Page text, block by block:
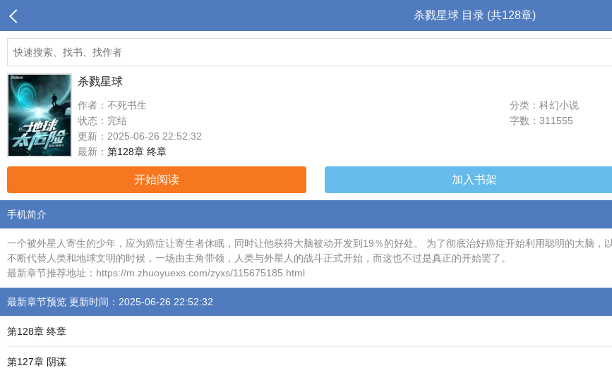
杀戮星球 目录 (共128章)
杀戮星球
作者：不死书生
分类：科幻小说
状态：完结
字数：311555
更新：2025-06-26 22:52:32
最新： 第128章 终章
开始阅读 加入书架
手机简介
一个被外星人寄生的少年，应为癌症让寄生者休眠，同时让他获得大脑被动开发到19％的好处。 为了彻底治好癌症开始利用聪明的大脑
不断代替人类和地球文明的时候，一场由主角带领，人类与外星人的战斗正式开始，而这也不过是真正的开始罢了。
最新章节推荐地址：https://m.zhuoyuexs.com/zyxs/115675185.html
最新章节预览 更新时间：2025-06-26 22:52:32
第128章 终章
第127章 阴谋